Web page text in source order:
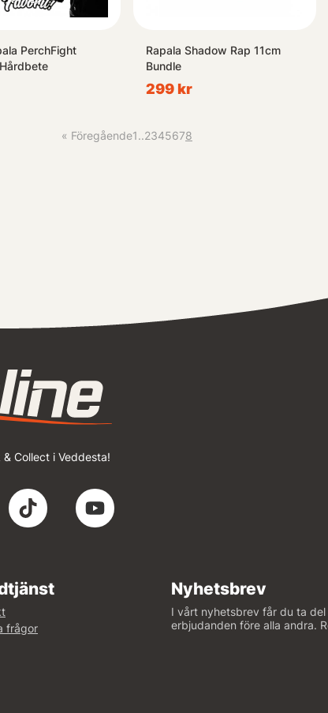
PerchFight
Rapala Shadow Rap 11cm
Bundle
299 kr
« Föregående1..2345678
Collect i Veddesta!
frågor
Nyhetsbrev
I vårt nyhetsbrev får du ta
erbjudanden före alla andra.